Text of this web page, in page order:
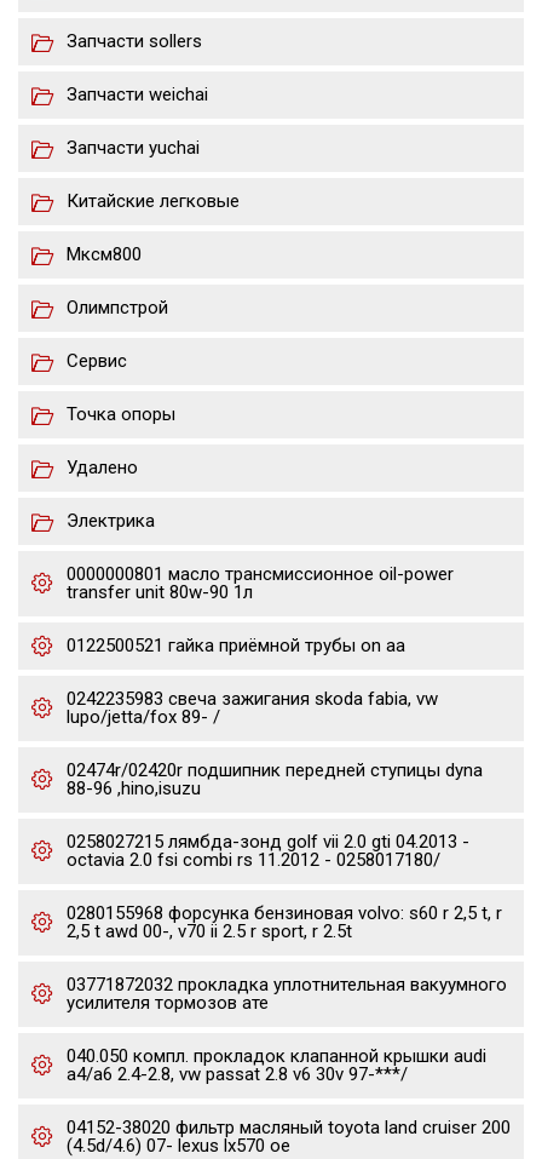
Запчасти sollers
Запчасти weichai
Запчасти yuchai
Китайские легковые
Мксм800
Олимпстрой
Сервис
Точка опоры
Удалено
Электрика
0000000801 масло трансмиссионное oil-power
transfer unit 80w-90 1л
0122500521 гайка приёмной трубы on aa
0242235983 свеча зажигания skoda fabia, vw
lupo/jetta/fox 89- /
02474r/02420r подшипник передней ступицы dyna
88-96 ,hino,isuzu
0258027215 лямбда-зонд golf vii 2.0 gti 04.2013 -
octavia 2.0 fsi combi rs 11.2012 - 0258017180/
0280155968 форсунка бензиновая volvo: s60 r 2,5 t, r
2,5 t awd 00-, v70 ii 2.5 r sport, r 2.5t
03771872032 прокладка уплотнительная вакуумного
усилителя тормозов ате
040.050 компл. прокладок клапанной крышки audi
a4/a6 2.4-2.8, vw passat 2.8 v6 30v 97-***/
04152-38020 фильтр масляный toyota land cruiser 200
(4.5d/4.6) 07- lexus lx570 oe